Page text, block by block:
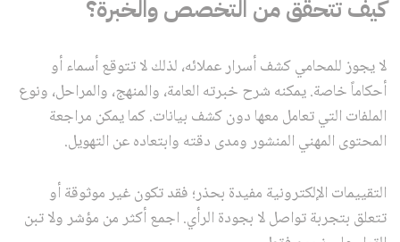
كيف تتحقق من التخصص والخبرة؟
لا يجوز للمحامي كشف أسرار عملائه، لذلك لا تتوقع أسماء أو
أحكاماً خاصة. يمكنه شرح خبرته العامة، والمنهج، والمراحل، ونوع
الملفات التي تعامل معها دون كشف بيانات. كما يمكن مراجعة
المحتوى المهني المنشور ومدى دقته وابتعاده عن التهويل.
التقييمات الإلكترونية مفيدة بحذر؛ فقد تكون غير موثوقة أو
تتعلق بتجربة تواصل لا بجودة الرأي. اجمع أكثر من مؤشر ولا تبن